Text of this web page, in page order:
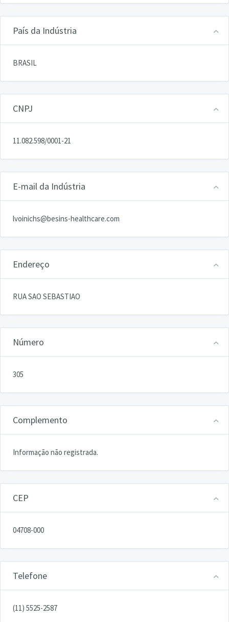
País da Indústria
BRASIL
CNPJ
11.082.598/0001-21
E-mail da Indústria
lvoinichs@besins-healthcare.com
Endereço
RUA SAO SEBASTIAO
Número
305
Complemento
Informação não registrada.
CEP
04708-000
Telefone
(11) 5525-2587